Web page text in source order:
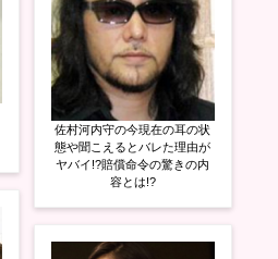
佐村河内守の今現在の耳の状
態や聞こえるとバレた理由が
ヤバイ!?賠償命令の驚きの内
容とは!?